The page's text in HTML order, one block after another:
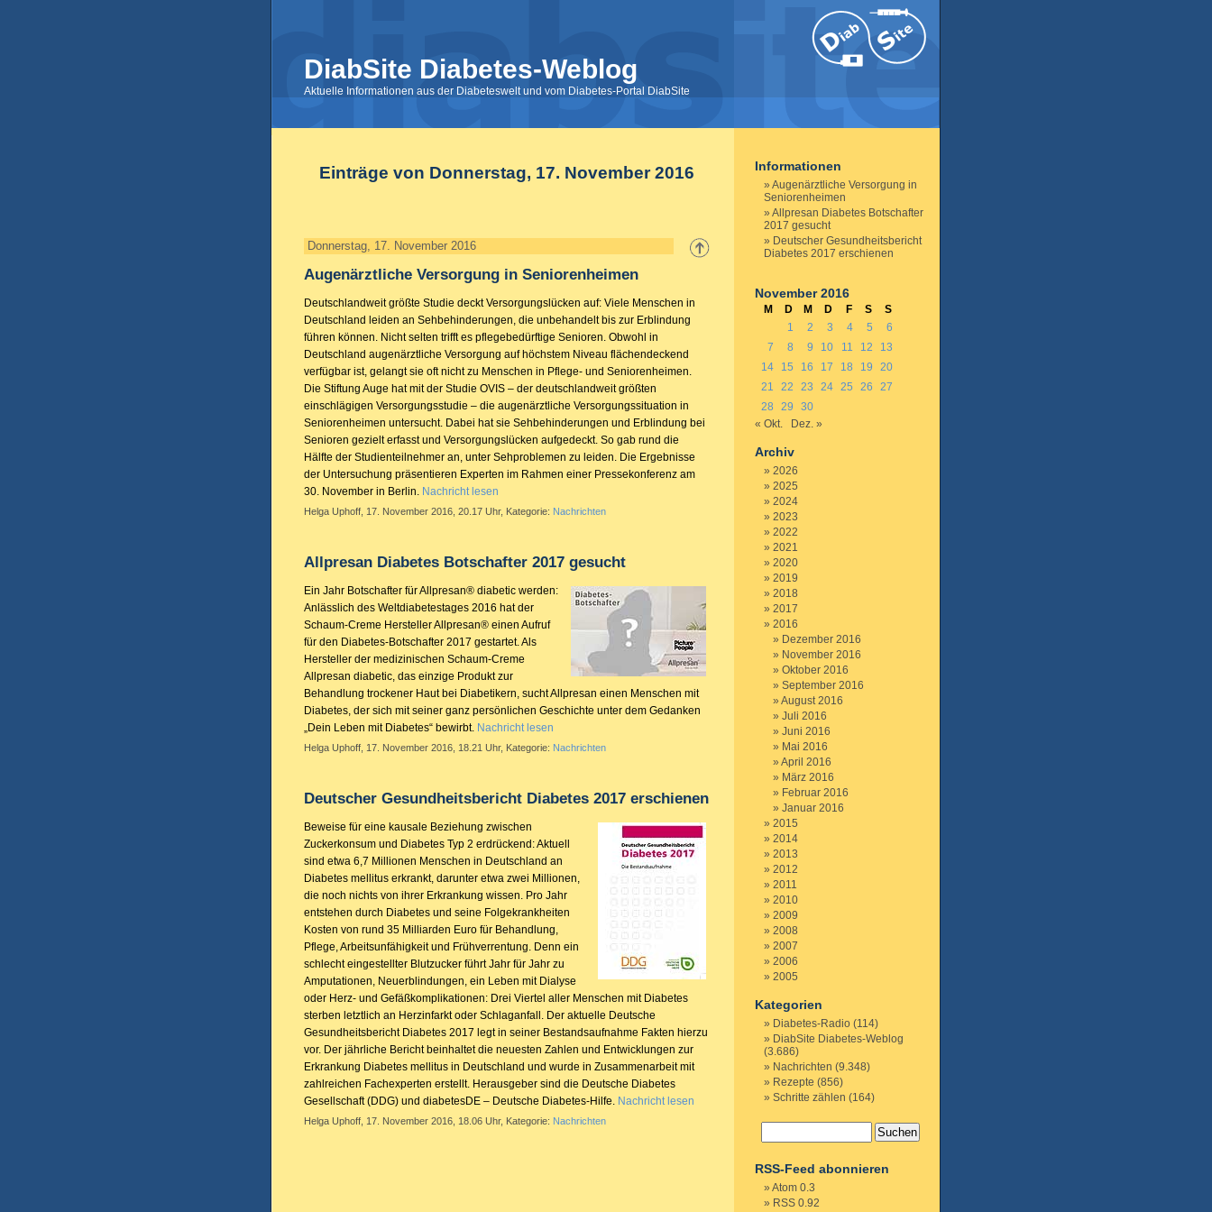
DiabSite Diabetes-Weblog
Aktuelle Informationen aus der Diabeteswelt und vom Diabetes-Portal DiabSite
Einträge von Donnerstag, 17. November 2016
Donnerstag, 17. November 2016
Augenärztliche Versorgung in Seniorenheimen
Deutschlandweit größte Studie deckt Versorgungslücken auf: Viele Menschen in
Deutschland leiden an Sehbehinderungen, die unbehandelt bis zur Erblindung
führen können. Nicht selten trifft es pflegebedürftige Senioren. Obwohl in
Deutschland augenärztliche Versorgung auf höchstem Niveau flächendeckend
verfügbar ist, gelangt sie oft nicht zu Menschen in Pflege- und Seniorenheimen.
Die Stiftung Auge hat mit der Studie OVIS – der deutschlandweit größten
einschlägigen Versorgungsstudie – die augenärztliche Versorgungssituation in
Seniorenheimen untersucht. Dabei hat sie Sehbehinderungen und Erblindung bei
Senioren gezielt erfasst und Versorgungslücken aufgedeckt. So gab rund die
Hälfte der Studienteilnehmer an, unter Sehproblemen zu leiden. Die Ergebnisse
der Untersuchung präsentieren Experten im Rahmen einer Pressekonferenz am
30. November in Berlin. Nachricht lesen
Helga Uphoff, 17. November 2016, 20.17 Uhr, Kategorie: Nachrichten
Allpresan Diabetes Botschafter 2017 gesucht
Ein Jahr Botschafter für Allpresan® diabetic werden:
Anlässlich des Weltdiabetestages 2016 hat der
Schaum-Creme Hersteller Allpresan® einen Aufruf
für den Diabetes-Botschafter 2017 gestartet. Als
Hersteller der medizinischen Schaum-Creme
Allpresan diabetic, das einzige Produkt zur
Behandlung trockener Haut bei Diabetikern, sucht Allpresan einen Menschen mit
Diabetes, der sich mit seiner ganz persönlichen Geschichte unter dem Gedanken
„Dein Leben mit Diabetes“ bewirbt. Nachricht lesen
Helga Uphoff, 17. November 2016, 18.21 Uhr, Kategorie: Nachrichten
Deutscher Gesundheitsbericht Diabetes 2017 erschienen
Beweise für eine kausale Beziehung zwischen
Zuckerkonsum und Diabetes Typ 2 erdrückend: Aktuell
sind etwa 6,7 Millionen Menschen in Deutschland an
Diabetes mellitus erkrankt, darunter etwa zwei Millionen,
die noch nichts von ihrer Erkrankung wissen. Pro Jahr
entstehen durch Diabetes und seine Folgekrankheiten
Kosten von rund 35 Milliarden Euro für Behandlung,
Pflege, Arbeitsunfähigkeit und Frühverrentung. Denn ein
schlecht eingestellter Blutzucker führt Jahr für Jahr zu
Amputationen, Neuerblindungen, ein Leben mit Dialyse
oder Herz- und Gefäßkomplikationen: Drei Viertel aller Menschen mit Diabetes
sterben letztlich an Herzinfarkt oder Schlaganfall. Der aktuelle Deutsche
Gesundheitsbericht Diabetes 2017 legt in seiner Bestandsaufnahme Fakten hierzu
vor. Der jährliche Bericht beinhaltet die neuesten Zahlen und Entwicklungen zur
Erkrankung Diabetes mellitus in Deutschland und wurde in Zusammenarbeit mit
zahlreichen Fachexperten erstellt. Herausgeber sind die Deutsche Diabetes
Gesellschaft (DDG) und diabetesDE – Deutsche Diabetes-Hilfe. Nachricht lesen
Helga Uphoff, 17. November 2016, 18.06 Uhr, Kategorie: Nachrichten
Informationen
Augenärztliche Versorgung in
Seniorenheimen
Allpresan Diabetes Botschafter
2017 gesucht
Deutscher Gesundheitsbericht
Diabetes 2017 erschienen
November 2016
M D M D F S
S
1
2 3 4 5
6
7
8 9 10 11 12
13
14
15 16 17 18 19
20
21
22 23 24 25 26
27
28
29
30
« Okt.
Dez. »
Archiv
2026
2025
2024
2023
2022
2021
2020
2019
2018
2017
2016
Dezember 2016
November 2016
Oktober 2016
September 2016
August 2016
Juli 2016
Juni 2016
Mai 2016
April 2016
März 2016
Februar 2016
Januar 2016
2015
2014
2013
2012
2011
2010
2009
2008
2007
2006
2005
Kategorien
Diabetes-Radio (114)
DiabSite Diabetes-Weblog
(3.686)
Nachrichten (9.348)
Rezepte (856)
Schritte zählen (164)
RSS-Feed abonnieren
Atom 0.3
RSS 0.92